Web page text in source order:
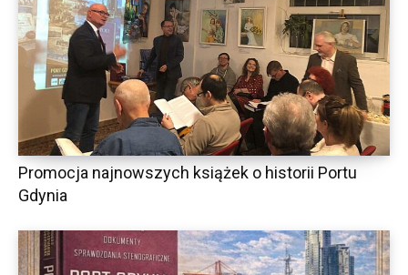
Promocja najnowszych książek o historii Portu
Gdynia